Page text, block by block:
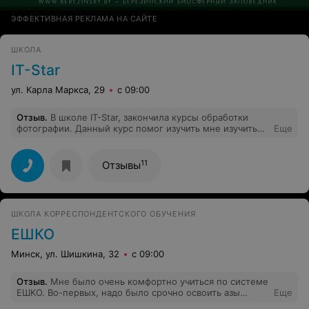
ЭФФЕКТИВНАЯ РЕКЛАМА НА САЙТЕ
ШКОЛА
IT-Star
ул. Карла Маркса, 29 с 09:00
Отзыв. В школе IT-Star, закончила курсы обработки
фотографии. Данный курс помог изучить мне изучить
Преподаватель, все доступно рассказывала и на
практике мы отработали все темы. Я давно хотела
научится работать в графическом редакторе Adobe
Photoshop, и благодаря школе IT-Star, я это смогла
сделать. Спасибо
Еще
Отзывы11
ШКОЛА КОРРЕСПОНДЕНТСКОГО ОБУЧЕНИЯ
ЕШКО
Минск, ул. Шишкина, 32 с 09:00
Отзыв. Мне было очень комфортно учиться по системе
ЕШКО. Во-первых, надо было срочно освоить азы
Еще